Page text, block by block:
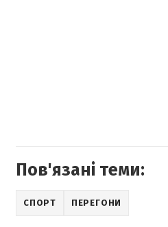
Пов'язані теми:
СПОРТ ПЕРЕГОНИ